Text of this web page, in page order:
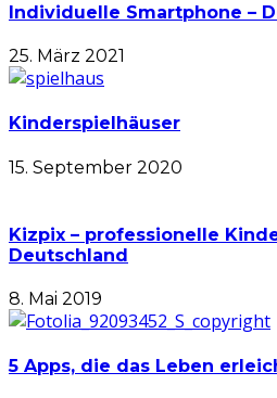
Individuelle Smartphone –
25. März 2021
Kinderspielhäuser
15. September 2020
Kizpix – professionelle
Deutschland
8. Mai 2019
5 Apps, die das Leben